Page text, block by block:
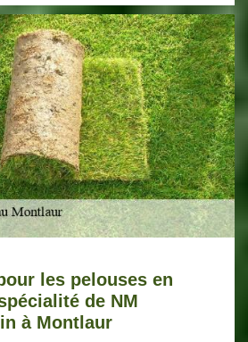
les pelouses en
de NM
à Montlaur